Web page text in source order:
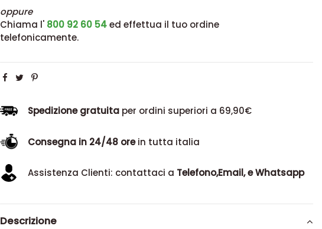
oppure
Chiama l' 800 92 60 54ed effettua il tuo ordine
telefonicamente.
Spedizione gratuitaper ordini superiori a 69,90€
Consegna in 24/48 orein tutta italia
Assistenza Clienti: contattaci a Telefono,Email, e Whatsapp
Descrizione